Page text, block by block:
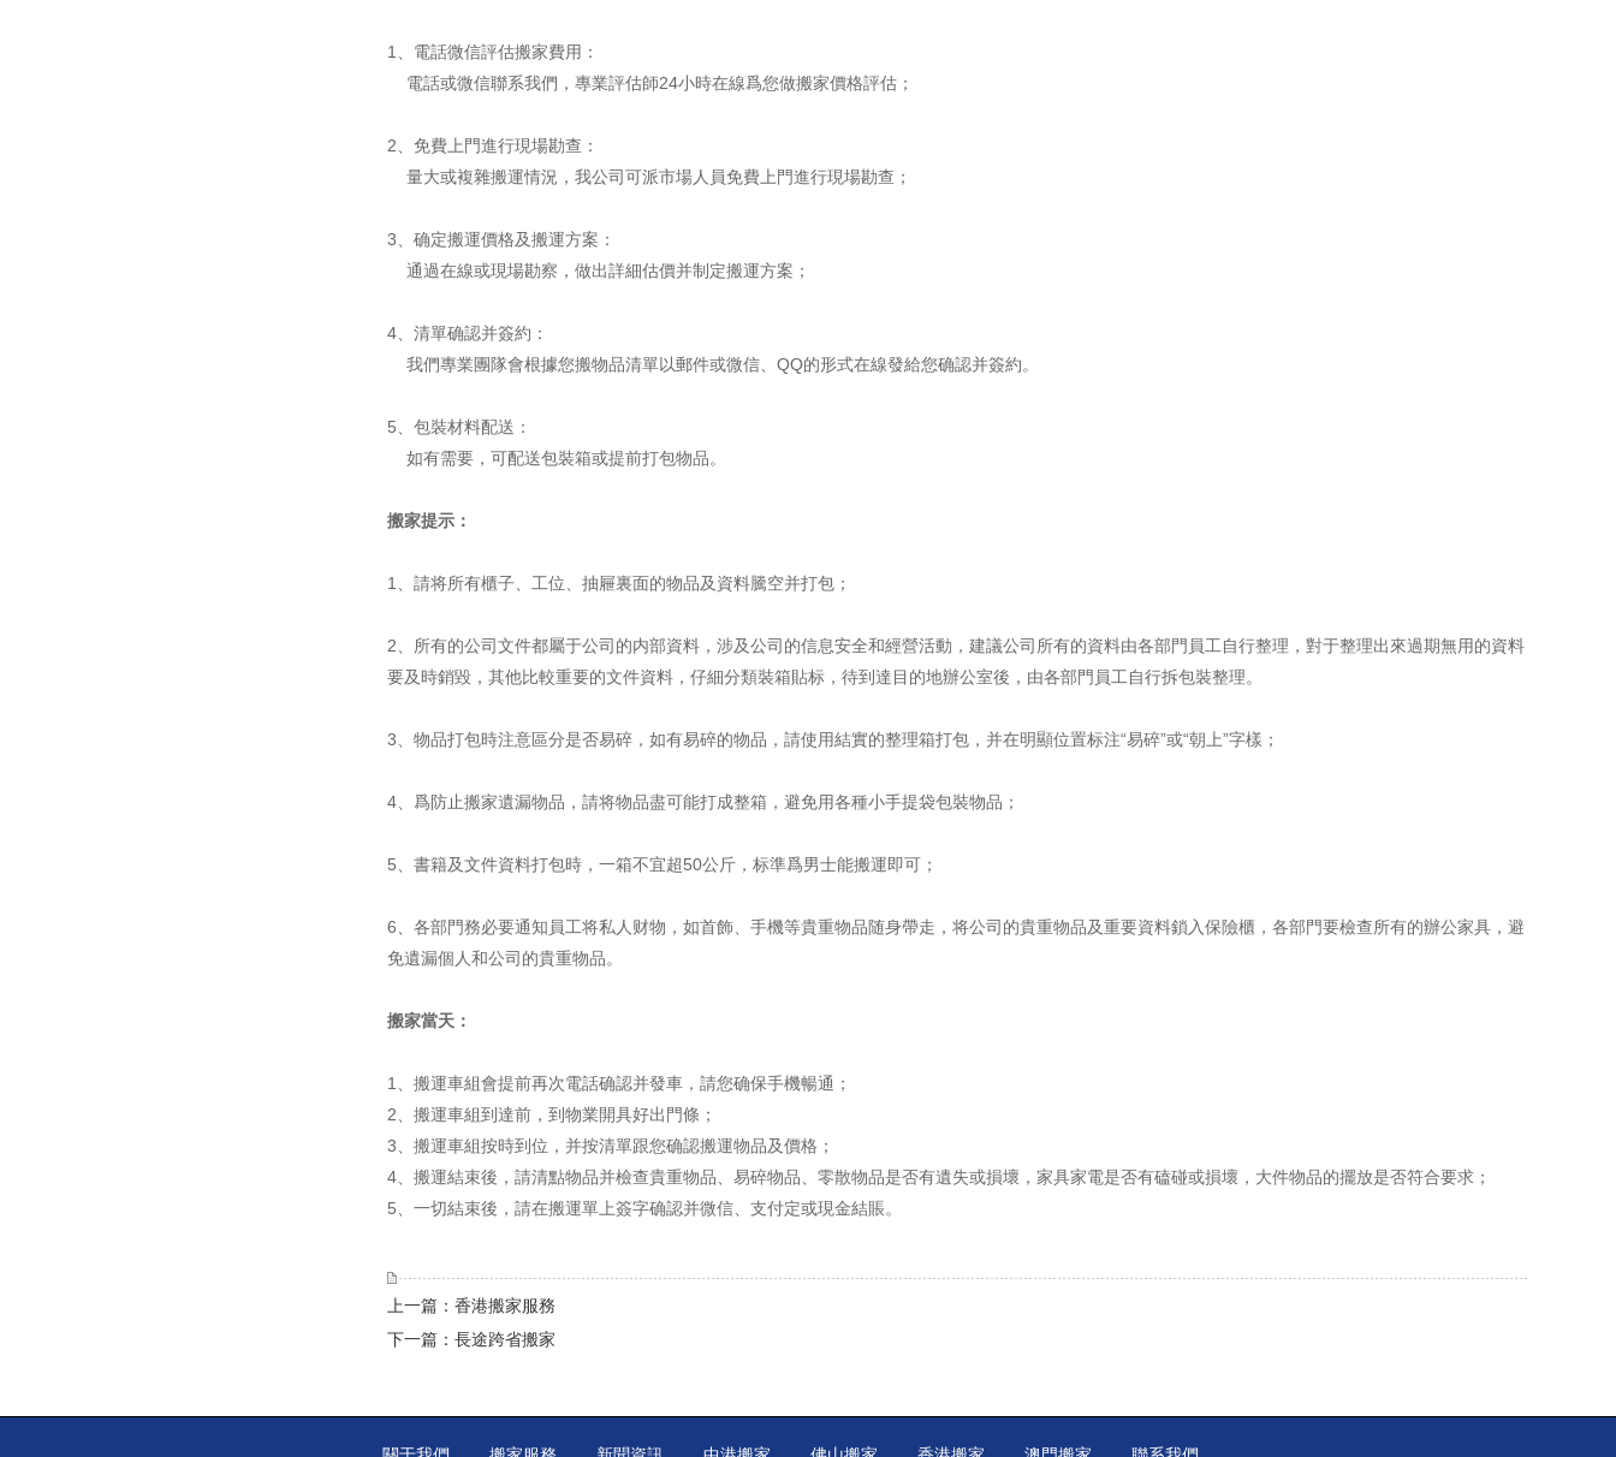
1、電話微信評估搬家費用：
電話或微信聯系我們，專業評估師24小時在線爲您做搬家價格評估；
2、免費上門進行現場勘查：
量大或複雜搬運情況，我公司可派市場人員免費上門進行現場勘查；
3、确定搬運價格及搬運方案：
通過在線或現場勘察，做出詳細估價并制定搬運方案；
4、清單确認并簽約：
我們專業團隊會根據您搬物品清單以郵件或微信、QQ的形式在線發給您确認并簽約。
5、包裝材料配送：
如有需要，可配送包裝箱或提前打包物品。
搬家提示：
1、請将所有櫃子、工位、抽屜裏面的物品及資料騰空并打包；
2、所有的公司文件都屬于公司的内部資料，涉及公司的信息安全和經營活動，建議公司所有的資料由各部門員工自行整理，對于整理出來過期無用的資料
要及時銷毀，其他比較重要的文件資料，仔細分類裝箱貼标，待到達目的地辦公室後，由各部門員工自行拆包裝整理。
3、物品打包時注意區分是否易碎，如有易碎的物品，請使用結實的整理箱打包，并在明顯位置标注“易碎”或“朝上”字樣；
4、爲防止搬家遺漏物品，請将物品盡可能打成整箱，避免用各種小手提袋包裝物品；
5、書籍及文件資料打包時，一箱不宜超50公斤，标準爲男士能搬運即可；
6、各部門務必要通知員工将私人财物，如首飾、手機等貴重物品随身帶走，将公司的貴重物品及重要資料鎖入保險櫃，各部門要檢查所有的辦公家具，避
免遺漏個人和公司的貴重物品。
搬家當天：
1、搬運車組會提前再次電話确認并發車，請您确保手機暢通；
2、搬運車組到達前，到物業開具好出門條；
3、搬運車組按時到位，并按清單跟您确認搬運物品及價格；
4、搬運結束後，請清點物品并檢查貴重物品、易碎物品、零散物品是否有遺失或損壞，家具家電是否有磕碰或損壞，大件物品的擺放是否符合要求；
5、一切結束後，請在搬運單上簽字确認并微信、支付定或現金結賬。
上一篇：香港搬家服務
下一篇：長途跨省搬家